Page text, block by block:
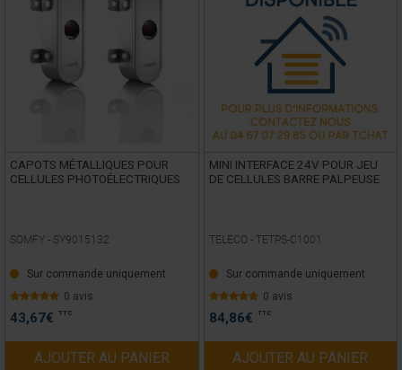
CAPOTS MÉTALLIQUES POUR
CELLULES PHOTOÉLECTRIQUES
SOMFY - SY9015132
Sur commande uniquement
0 avis
43,67€ TTC
AJOUTER AU PANIER
MINI INTERFACE 24V POUR JEU
DE CELLULES BARRE PALPEUSE
TELECO - TETPS-C1001
Sur commande uniquement
0 avis
84,86€ TTC
AJOUTER AU PANIER